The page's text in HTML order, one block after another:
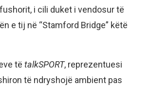
i cili duket i vendosur të
e tij në “Stamford Bridge” këtë
të talkSPORT, reprezentuesi
të ndryshojë ambient pas